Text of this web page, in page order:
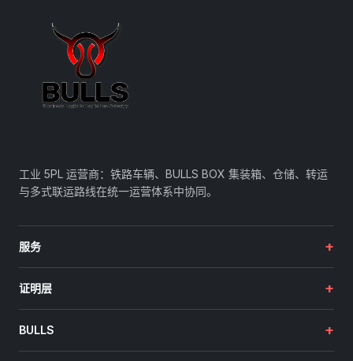
工业 5PL 运营商：铁路车辆、BULLS BOX 集装箱、仓储、转运
与多式联运路线在统一运营体系中协同。
服务 +
证明层 +
BULLS +